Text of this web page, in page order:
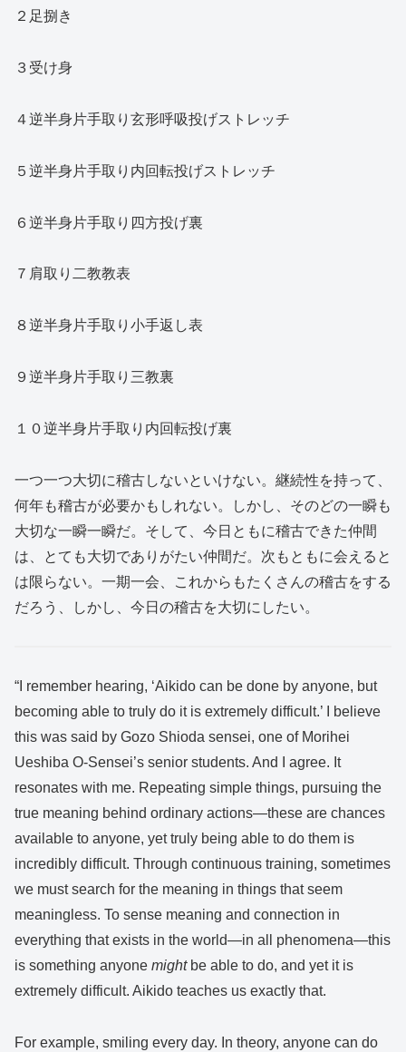
２足捌き
３受け身
４逆半身片手取り玄形呼吸投げストレッチ
５逆半身片手取り内回転投げストレッチ
６逆半身片手取り四方投げ裏
７肩取り二教教表
８逆半身片手取り小手返し表
９逆半身片手取り三教裏
１０逆半身片手取り内回転投げ裏
一つ一つ大切に稽古しないといけない。継続性を持って、
何年も稽古が必要かもしれない。しかし、そのどの一瞬も
大切な一瞬一瞬だ。そして、今日ともに稽古できた仲間
は、とても大切でありがたい仲間だ。次もともに会えると
は限らない。一期一会、これからもたくさんの稽古をする
だろう、しかし、今日の稽古を大切にしたい。
“I remember hearing, ‘Aikido can be done by anyone, but
becoming able to truly do it is extremely difficult.’ I believe
this was said by Gozo Shioda sensei, one of Morihei
Ueshiba O-Sensei’s senior students. And I agree. It
resonates with me. Repeating simple things, pursuing the
true meaning behind ordinary actions—these are chances
available to anyone, yet truly being able to do them is
incredibly difficult. Through continuous training, sometimes
we must search for the meaning in things that seem
meaningless. To sense meaning and connection in
everything that exists in the world—in all phenomena—this
is something anyone mightbe able to do, and yet it is
extremely difficult. Aikido teaches us exactly that.
For example, smiling every day. In theory, anyone can do